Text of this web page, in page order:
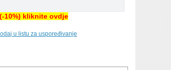
10%) kliknite ovdje
u listu za uspoređivanje